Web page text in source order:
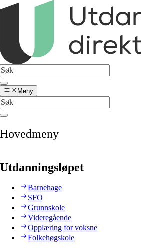
Meny
Hovedmeny
Utdanningsløpet
Barnehage
SFO
Grunnskole
Videregående
Opplæring for voksne
Folkehøgskole